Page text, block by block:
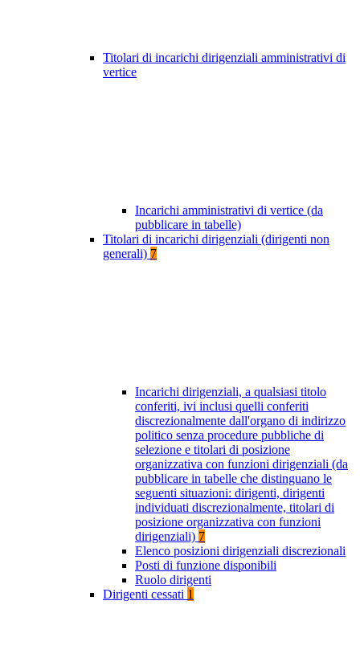
Titolari di incarichi dirigenziali amministrativi di
vertice
Incarichi amministrativi di vertice (da
pubblicare in tabelle)
Titolari di incarichi dirigenziali (dirigenti non
generali) 7
Incarichi dirigenziali, a qualsiasi titolo
conferiti, ivi inclusi quelli conferiti
discrezionalmente dall'organo di indirizzo
politico senza procedure pubbliche di
selezione e titolari di posizione
organizzativa con funzioni dirigenziali (da
pubblicare in tabelle che distinguano le
seguenti situazioni: dirigenti, dirigenti
individuati discrezionalmente, titolari di
posizione organizzativa con funzioni
dirigenziali) 7
Elenco posizioni dirigenziali discrezionali
Posti di funzione disponibili
Ruolo dirigenti
Dirigenti cessati 1